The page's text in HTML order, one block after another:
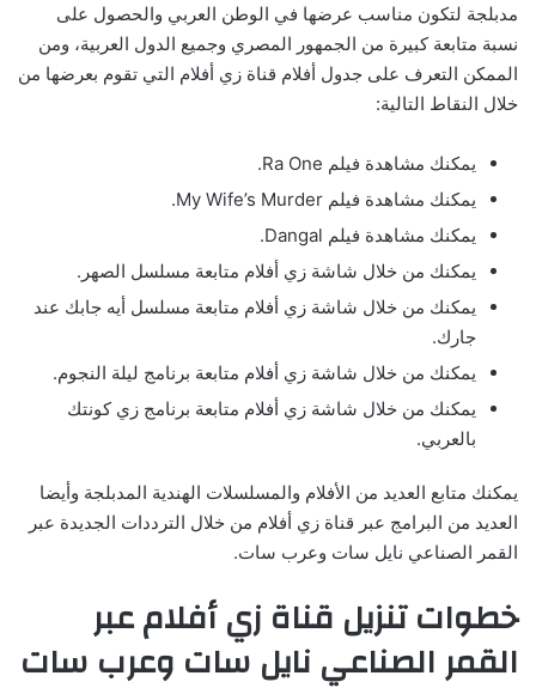
مدبلجة لتكون مناسب عرضها في الوطن العربي والحصول على
نسبة متابعة كبيرة من الجمهور المصري وجميع الدول العربية، ومن
الممكن التعرف على جدول أفلام قناة زي أفلام التي تقوم بعرضها من
خلال النقاط التالية:
يمكنك مشاهدة فيلم Ra One.
يمكنك مشاهدة فيلم My Wife’s Murder.
يمكنك مشاهدة فيلم Dangal.
يمكنك من خلال شاشة زي أفلام متابعة مسلسل الصهر.
يمكنك من خلال شاشة زي أفلام متابعة مسلسل أيه جابك عند
جارك.
يمكنك من خلال شاشة زي أفلام متابعة برنامج ليلة النجوم.
يمكنك من خلال شاشة زي أفلام متابعة برنامج زي كونتك
بالعربي.
يمكنك متابع العديد من الأفلام والمسلسلات الهندية المدبلجة وأيضا
العديد من البرامج عبر قناة زي أفلام من خلال الترددات الجديدة عبر
القمر الصناعي نايل سات وعرب سات.
خطوات تنزيل قناة زي أفلام عبر
القمر الصناعي نايل سات وعرب سات